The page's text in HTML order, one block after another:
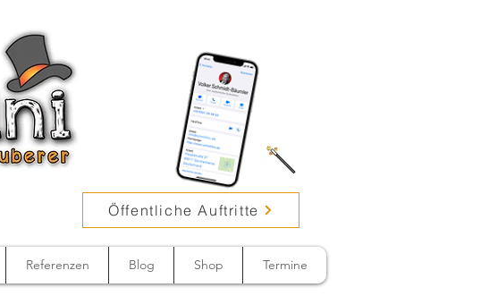
Öffentliche Auftritte
Referenzen Blog Shop Termine